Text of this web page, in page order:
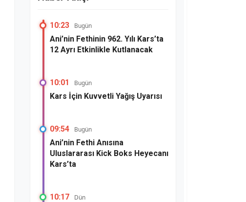
10:23 Bugün
Ani’nin Fethinin 962. Yılı Kars’ta
12 Ayrı Etkinlikle Kutlanacak
10:01 Bugün
Kars İçin Kuvvetli Yağış Uyarısı
09:54 Bugün
Ani’nin Fethi Anısına
Uluslararası Kick Boks Heyecanı
Kars’ta
10:17 Dün